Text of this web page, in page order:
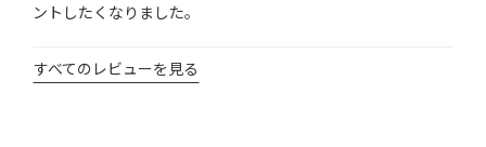
ントしたくなりました。
すべてのレビューを見る